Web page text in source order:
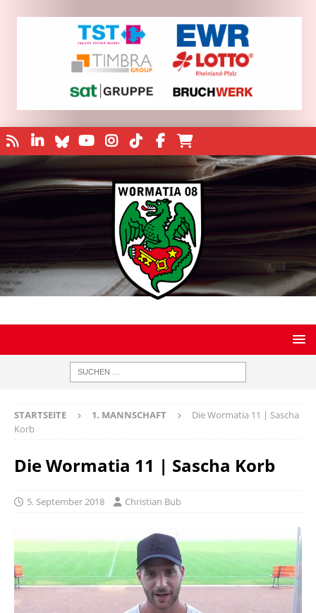
STARTSEITE 1. MANNSCHAFT
Die Wormatia 11 | Sascha
Korb
Die Wormatia 11 | Sascha Korb
5. September 2018 Christian Bub